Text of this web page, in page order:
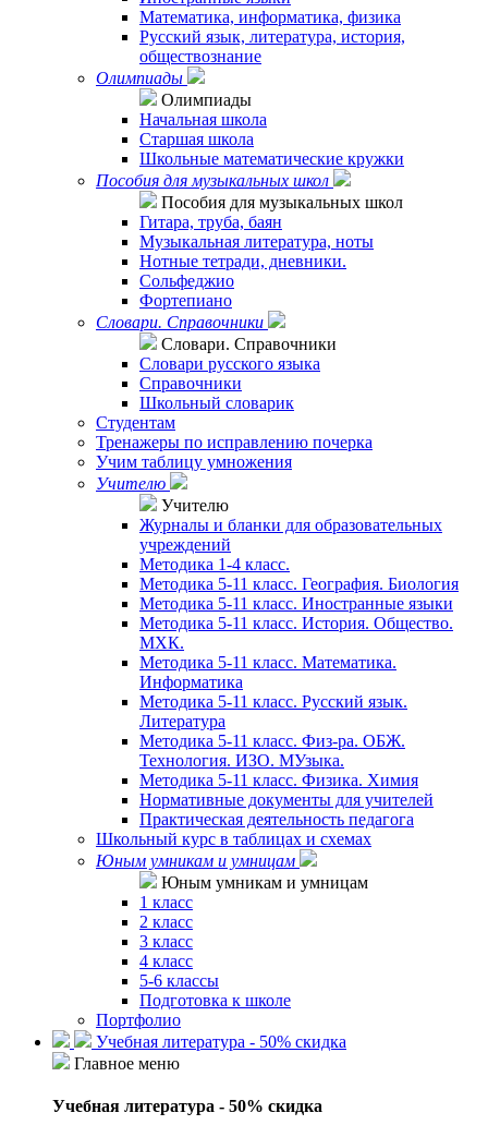
Математика, информатика, физика
Русский язык, литература, история,
обществознание
Олимпиады
Олимпиады
Начальная школа
Старшая школа
Школьные математические кружки
Пособия для музыкальных школ
Пособия для музыкальных школ
Гитара, труба, баян
Музыкальная литература, ноты
Нотные тетради, дневники.
Сольфеджио
Фортепиано
Словари. Справочники
Словари. Справочники
Словари русского языка
Справочники
Школьный словарик
Студентам
Тренажеры по исправлению почерка
Учим таблицу умножения
Учителю
Учителю
Журналы и бланки для образовательных
учреждений
Методика 1-4 класс.
Методика 5-11 класс. География. Биология
Методика 5-11 класс. Иностранные языки
Методика 5-11 класс. История. Общество.
МХК.
Методика 5-11 класс. Математика.
Информатика
Методика 5-11 класс. Русский язык.
Литература
Методика 5-11 класс. Физ-ра. ОБЖ.
Технология. ИЗО. МУзыка.
Методика 5-11 класс. Физика. Химия
Нормативные документы для учителей
Практическая деятельность педагога
Школьный курс в таблицах и схемах
Юным умникам и умницам
Юным умникам и умницам
1 класс
2 класс
3 класс
4 класс
5-6 классы
Подготовка к школе
Портфолио
Учебная литература - 50% скидка
Главное меню
Учебная литература - 50% скидка